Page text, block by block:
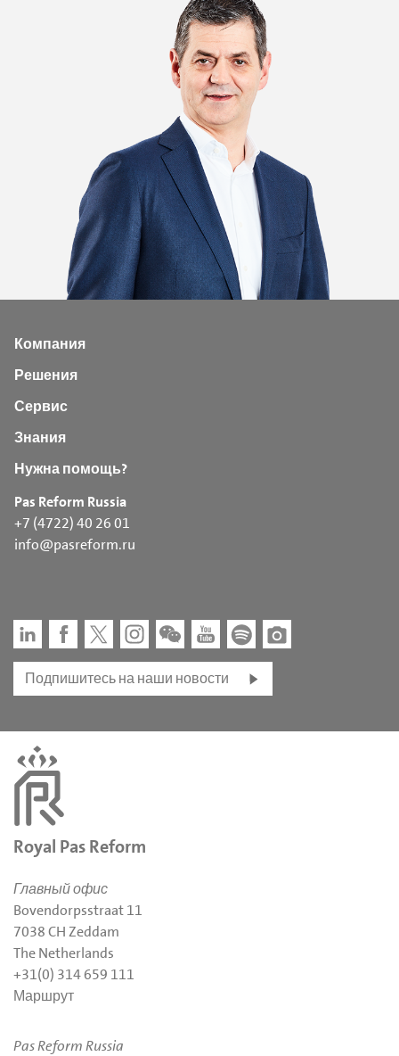
Компания
Решения
Сервис
Знания
Нужна помощь?
Pas Reform Russia
+7 (4722) 40 26 01
info@pasreform.ru
Подпишитесь на наши новости
Royal Pas Reform
Главный офис
Bovendorpsstraat 11
7038 CH Zeddam
The Netherlands
+31(0) 314 659 111
Маршрут
Pas Reform Russia